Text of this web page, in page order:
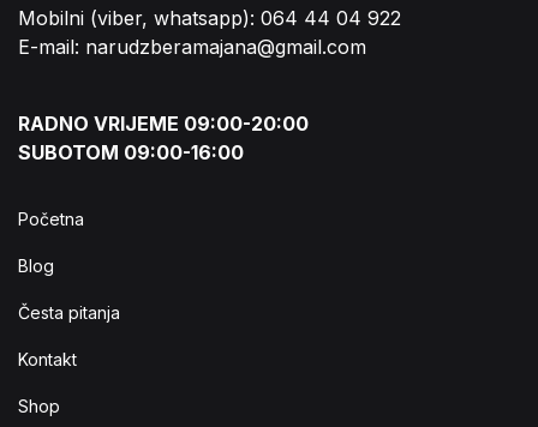
Mobilni (viber, whatsapp): 064 44 04 922
E-mail: narudzberamajana@gmail.com
RADNO VRIJEME 09:00-20:00
SUBOTOM 09:00-16:00
Početna
Blog
Česta pitanja
Kontakt
Shop